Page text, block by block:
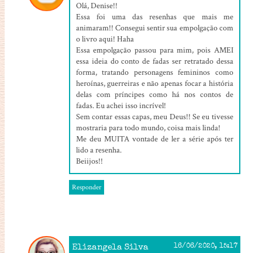
Olá, Denise!!
Essa foi uma das resenhas que mais me
animaram!! Consegui sentir sua empolgação com
o livro aqui! Haha
Essa empolgação passou para mim, pois AMEI
essa ideia do conto de fadas ser retratado dessa
forma, tratando personagens femininos como
heroínas, guerreiras e não apenas focar a história
delas com príncipes como há nos contos de
fadas. Eu achei isso incrível!
Sem contar essas capas, meu Deus!! Se eu tivesse
mostraria para todo mundo, coisa mais linda!
Me deu MUITA vontade de ler a série após ter
lido a resenha.
Beiijos!!
Responder
Elizangela Silva 16/06/2020, 15:17